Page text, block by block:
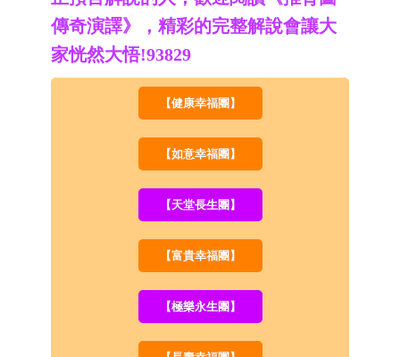
傳奇演譯》，精彩的完整解說會讓大
家恍然大悟!93829
【健康幸福團】
【如意幸福團】
【天堂長生團】
【富貴幸福團】
【極樂永生團】